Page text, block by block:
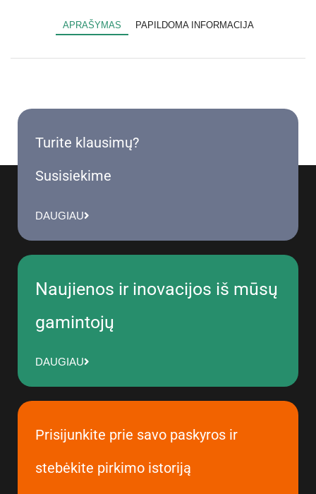
APRAŠYMAS PAPILDOMA INFORMACIJA
Turite klausimų?
Susisiekime
DAUGIAU
Naujienos ir inovacijos iš mūsų
gamintojų
DAUGIAU
Prisijunkite prie savo paskyros ir
stebėkite pirkimo istoriją